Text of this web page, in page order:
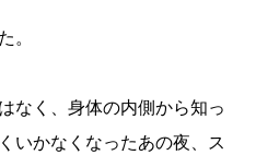
。
なく、身体の内側から知っ
いかなくなったあの夜、ス